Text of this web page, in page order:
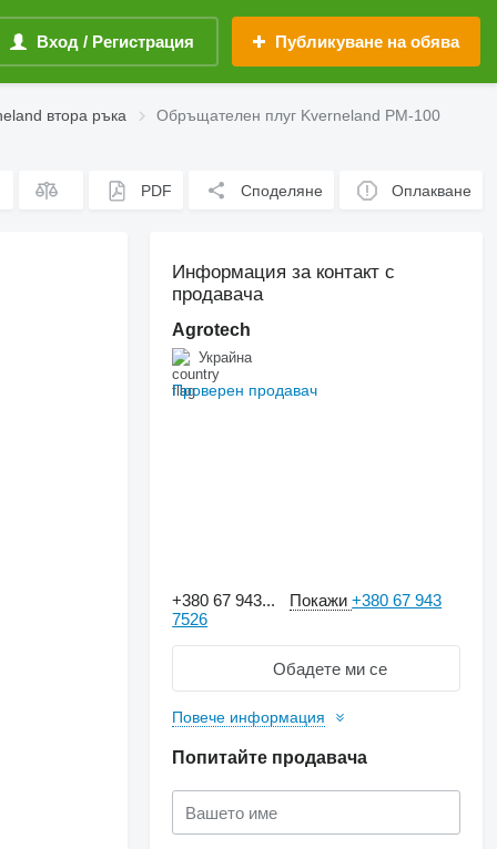
Вход / Регистрация Публикуване на обява
втора ръка Обръщателен плуг Kverneland PM-100
PDF Споделяне Оплакване
Информация за контакт с
продавача
Agrotech
Украйна
Проверен продавач
+380 67 943... Покажи+380 67 943
7526
Обадете ми се
Повече информация
Попитайте продавача